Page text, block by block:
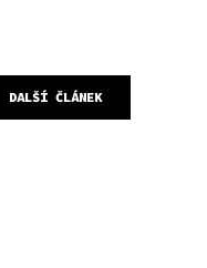
DALŠÍ ČLÁNEK